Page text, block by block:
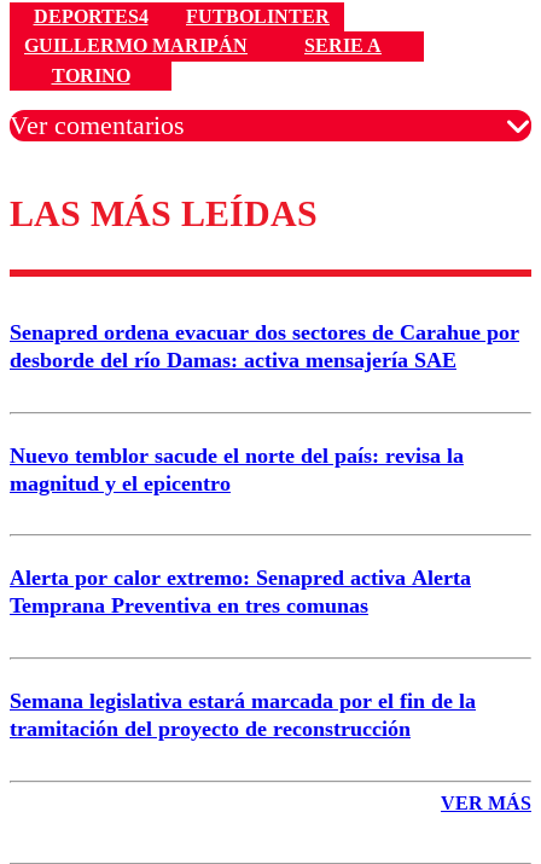
DEPORTES4
FUTBOLINTER
GUILLERMO MARIPÁN
SERIE A
TORINO
Ver comentarios
Los comentarios son moderados para garantizar un
diálogo respetuoso.
Correo
LAS MÁS LEÍDAS
Senapred ordena evacuar dos sectores de Carahue por
desborde del río Damas: activa mensajería SAE
Nuevo temblor sacude el norte del país: revisa la
magnitud y el epicentro
Alerta por calor extremo: Senapred activa Alerta
Temprana Preventiva en tres comunas
Semana legislativa estará marcada por el fin de la
tramitación del proyecto de reconstrucción
VER MÁS